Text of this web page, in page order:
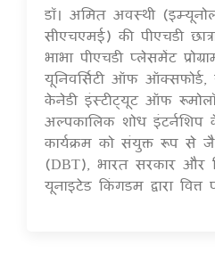
डॉ। अमित अवस्थी
सीएचएमई) की पीएचडी
भाभा पीएचडी प्लेसमेंट
यूनिवर्सिटी ऑफ
केनेडी इंस्टीट्यूट ऑफ
अल्पकालिक शोध
कार्यक्रम को संयुक्त रूप से जैव
(DBT), भारत सरकार और
यूनाइटेड किंगडम द्वारा